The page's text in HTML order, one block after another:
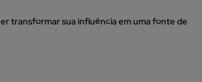
transformar sua influência em uma fonte de